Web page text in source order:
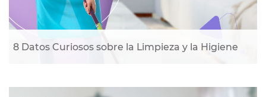
8 Datos Curiosos sobre la Limpieza y la Higiene